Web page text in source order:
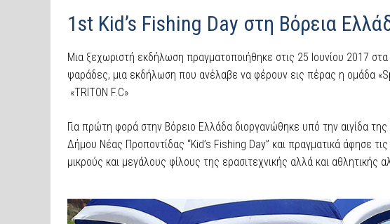
1st Kid’s Fishing Day στη Βόρεια
Μια ξεχωριστή εκδήλωση πραγματοποιήθηκε στις 25 Ιουνίου 2017
ψαράδες, μια εκδήλωση που ανέλαβε να φέρουν εις πέρας η ομάδα
«TRITON F.C»
Για πρώτη φορά στην Βόρειο Ελλάδα διοργανώθηκε υπό την αιγίδα
Δήμου Νέας Προποντίδας “Kid’s Fishing Day” και πραγματικά άφησε
μικρούς και μεγάλους φίλους της ερασιτεχνικής αλλά και αθλητικής